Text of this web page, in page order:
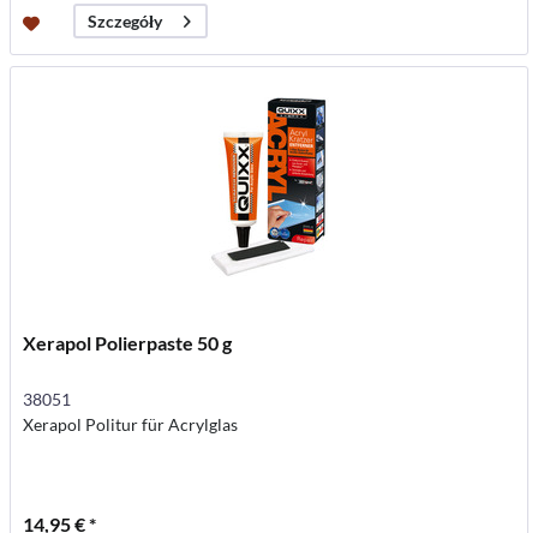
Szczegóły
Xerapol Polierpaste 50 g
38051
Xerapol Politur für Acrylglas
14,95 € *